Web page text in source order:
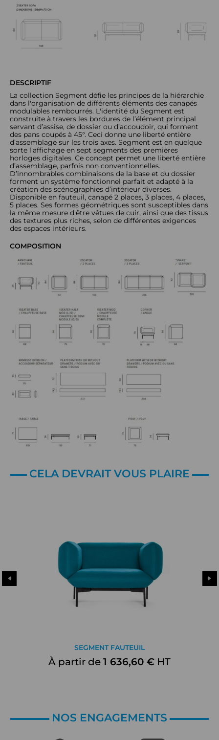
DESCRIPTIF
La collection Segment défie les principes de la hiérarchie
dans l'organisation de différents éléments des canapés
modulables rembourrés. L'identité du Segment est
construite à travers les bordures de l’élément principal
servant d’assise, de dossier ou d’accoudoir, qui forment
des pans coupés à 45°. Ceci donne une liberté entière
d’assemblage sur les trois axes. Segment est en quelque
sorte l’affichage en sept segments des premières
horloges digitales. Ce concept permet une liberté entière
d’assemblage, parfois non conventionnelles.
D’innombrables combinaisons de la base et du dossier
forment un système fonctionnel parfait et adapté à la
création des scénographies d’intérieur diverses.
Disponible en fauteuil, canapé 2 places, 3 places, 4 places,
5 places. Ses formes géométriques sont susceptibles dans
la même mesure d'être vêtues de cuir, ainsi que des tissus
des textures plus riches, selon de différentes exigences
des espaces intérieurs.
COMPOSITION
CELA DEVRAIT VOUS PLAIRE
SEGMENT FAUTEUIL
À partir de 1 636,60 € HT
NOS ENGAGEMENTS